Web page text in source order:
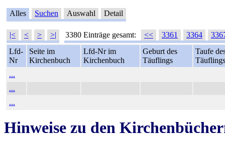
Alles Suchen Auswahl Detail
|< < > >| 3380 Einträge gesamt: << 3361 3364
Lfd-
Nr
Seite im
Kirchenbuch
Lfd-Nr im
Kirchenbuch
Geburt des
Täuflings
Taufe
Täuflings
...
...
...
Hinweise zu den